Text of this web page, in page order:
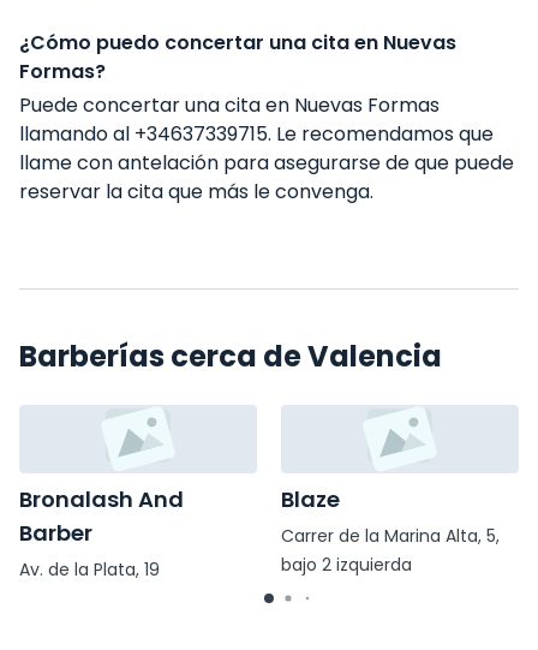
¿Cómo puedo concertar una cita en Nuevas
Formas?
Puede concertar una cita en Nuevas Formas
llamando al +34637339715. Le recomendamos que
llame con antelación para asegurarse de que puede
reservar la cita que más le convenga.
Barberías cerca de Valencia
Bronalash And
Barber
Av. de la Plata, 19
Blaze
Carrer de la Marina Alta, 5,
bajo 2 izquierda